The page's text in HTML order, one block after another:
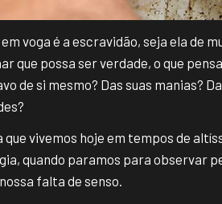
voga é a escravidão, seja ela de
que possa ser verdade, o que
de si mesmo? Das suas manias?
que vivemos hoje em tempos de
quando paramos para observar
falta de senso.